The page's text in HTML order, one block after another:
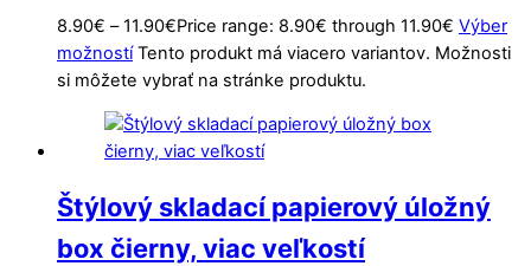
8.90€ – 11.90€Price range: 8.90€ through 11.90€ Výber
možností Tento produkt má viacero variantov. Možnosti
si môžete vybrať na stránke produktu.
Štýlový skladací papierový úložný
box čierny, viac veľkostí